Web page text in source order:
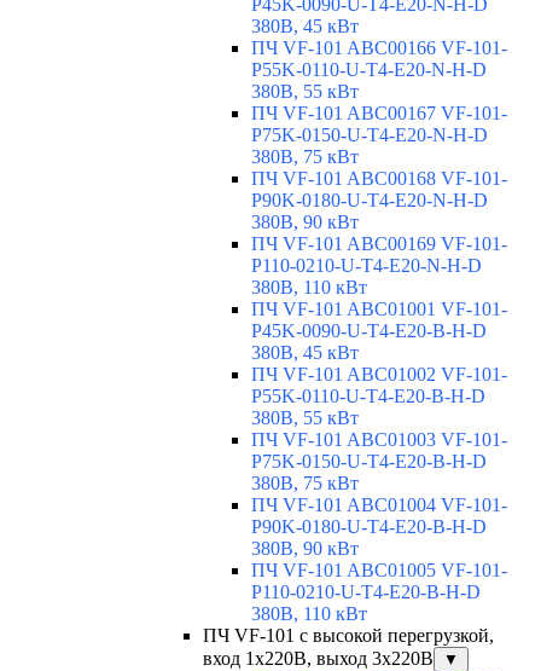
P45K-0090-U-T4-E20-N-H-D
380В, 45 кВт
ПЧ VF-101 ABC00166 VF-101-
P55K-0110-U-T4-E20-N-H-D
380В, 55 кВт
ПЧ VF-101 ABC00167 VF-101-
P75K-0150-U-T4-E20-N-H-D
380В, 75 кВт
ПЧ VF-101 ABC00168 VF-101-
P90K-0180-U-T4-E20-N-H-D
380В, 90 кВт
ПЧ VF-101 ABC00169 VF-101-
P110-0210-U-T4-E20-N-H-D
380В, 110 кВт
ПЧ VF-101 ABC01001 VF-101-
P45K-0090-U-T4-E20-B-H-D
380В, 45 кВт
ПЧ VF-101 ABC01002 VF-101-
P55K-0110-U-T4-E20-B-H-D
380В, 55 кВт
ПЧ VF-101 ABC01003 VF-101-
P75K-0150-U-T4-E20-B-H-D
380В, 75 кВт
ПЧ VF-101 ABC01004 VF-101-
P90K-0180-U-T4-E20-B-H-D
380В, 90 кВт
ПЧ VF-101 ABC01005 VF-101-
P110-0210-U-T4-E20-B-H-D
380В, 110 кВт
ПЧ VF-101 с высокой перегрузкой,
вход 1х220В, выход 3х220В
▼